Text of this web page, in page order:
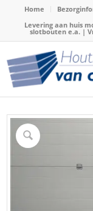
Home
Levering aan huis
slotbouten e.a. |
Home / Webshop /
Tuinscherm hardhout